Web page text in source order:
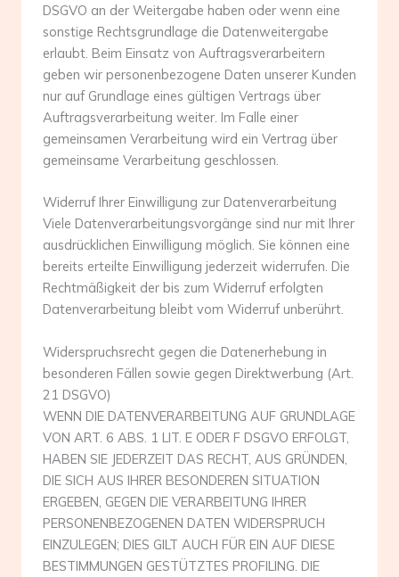
DSGVO an der Weitergabe haben oder wenn eine
sonstige Rechtsgrundlage die Datenweitergabe
erlaubt. Beim Einsatz von Auftragsverarbeitern
geben wir personenbezogene Daten unserer Kunden
nur auf Grundlage eines gültigen Vertrags über
Auftragsverarbeitung weiter. Im Falle einer
gemeinsamen Verarbeitung wird ein Vertrag über
gemeinsame Verarbeitung geschlossen.
Widerruf Ihrer Einwilligung zur Datenverarbeitung
Viele Datenverarbeitungsvorgänge sind nur mit Ihrer
ausdrücklichen Einwilligung möglich. Sie können eine
bereits erteilte Einwilligung jederzeit widerrufen. Die
Rechtmäßigkeit der bis zum Widerruf erfolgten
Datenverarbeitung bleibt vom Widerruf unberührt.
Widerspruchsrecht gegen die Datenerhebung in
besonderen Fällen sowie gegen Direktwerbung (Art.
21 DSGVO)
WENN DIE DATENVERARBEITUNG AUF GRUNDLAGE
VON ART. 6 ABS. 1 LIT. E ODER F DSGVO ERFOLGT,
HABEN SIE JEDERZEIT DAS RECHT, AUS GRÜNDEN,
DIE SICH AUS IHRER BESONDEREN SITUATION
ERGEBEN, GEGEN DIE VERARBEITUNG IHRER
PERSONENBEZOGENEN DATEN WIDERSPRUCH
EINZULEGEN; DIES GILT AUCH FÜR EIN AUF DIESE
BESTIMMUNGEN GESTÜTZTES PROFILING. DIE